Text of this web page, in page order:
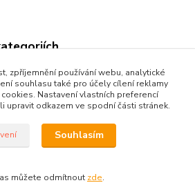
a karty
zpříjemnění používání webu, analytické
souhlasu také pro účely cílení reklamy
Nastavení vlastních preferencí
upravit odkazem ve spodní části stránek.
Souhlasím
můžete odmítnout zde.